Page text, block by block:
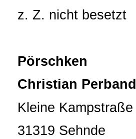
z. Z. nicht besetzt
Pörschken
Christian
Kleine Kampstraße
31319 Sehnde